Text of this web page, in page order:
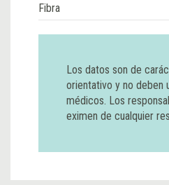
Fibra
Los datos son de
orientativo y no deben
médicos. Los
eximen de cualquier